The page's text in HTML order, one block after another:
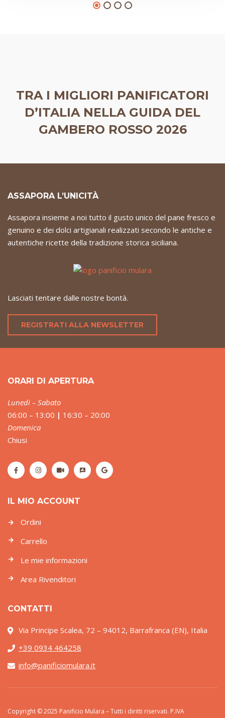
TRA I MIGLIORI PANIFICATORI
D’ITALIA NELLA GUIDA DEL
GAMBERO ROSSO 2026
ASSAPORA L’UNICITÀ
Assapora insieme a noi tutto il gusto unico del pane fresco e
genuino e dei dolci artigianali realizzati secondo le antiche e
autentiche ricette della tradizione storica siciliana.
Lasciati tentare dalle nostre bontà.
REGISTRATI ALLA NEWSLETTER
ORARI DI APERTURA
Lunedì – Sabato
06:00 – 13:00 | 16:30 – 20:00
Domenica
Chiusi
IL MIO ACCOUNT
Ordini
Carrello
Le mie informazioni
Area Rivenditori
CONTATTI
Via Principe Scalea, 72 – 94012, Barrafranca (EN), Italia
+39 0934 464258
info@panificiomulara.it
Copyright © 2025 Panificio Mulara – Tutti i diritti riservati. P.IVA